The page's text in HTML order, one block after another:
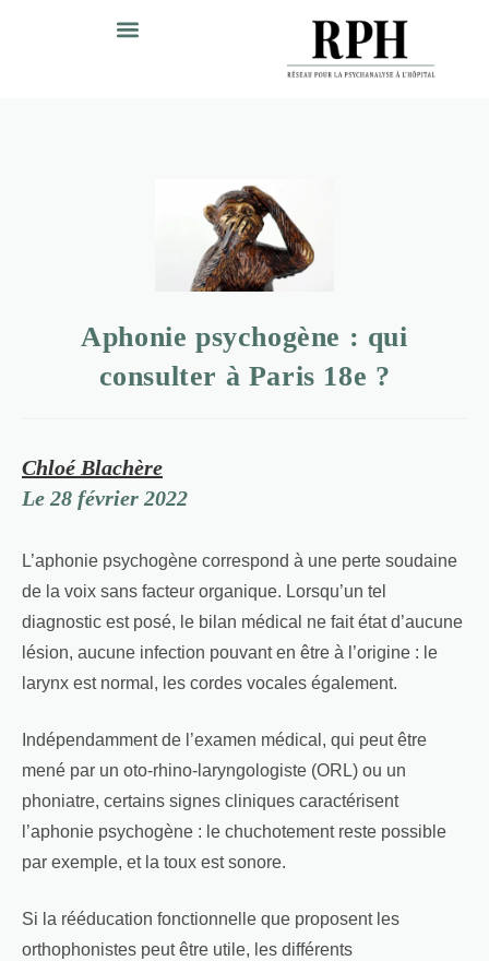
Aphonie psychogène : qui
consulter à Paris 18e ?
Chloé Blachère
Le 28 février 2022
L’aphonie psychogène correspond à une perte soudaine
de la voix sans facteur organique. Lorsqu’un tel
diagnostic est posé, le bilan médical ne fait état d’aucune
lésion, aucune infection pouvant en être à l’origine : le
larynx est normal, les cordes vocales également.
Indépendamment de l’examen médical, qui peut être
mené par un oto-rhino-laryngologiste (ORL) ou un
phoniatre, certains signes cliniques caractérisent
l’aphonie psychogène : le chuchotement reste possible
par exemple, et la toux est sonore.
Si la rééducation fonctionnelle que proposent les
orthophonistes peut être utile, les différents